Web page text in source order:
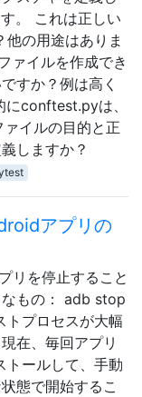
。 これは正しい
の用途はありま
ァイルを作成でき
すか？例は高く
conftest.pyは、
イルの目的と正
しますか？
アプリの
リを停止すること
もの： adb stop
プロセスが大幅
在、毎回アプリ
トールして、手動
態で開始するこ